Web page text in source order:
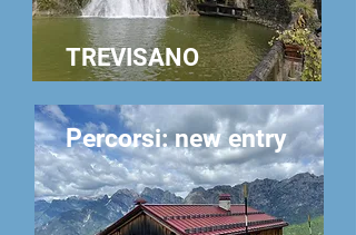
TREVISANO
Percorsi: new entry